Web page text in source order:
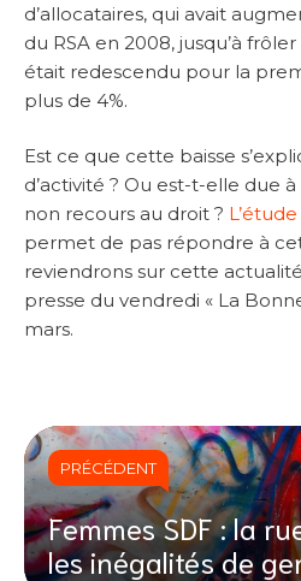
d’allocataires, qui avait
du RSA en 2008, jusqu’à
était redescendu pour la
plus de 4%.
Est ce que cette baisse
d’activité ? Ou est-t-elle due
non recours au droit ?
permet de pas répondre à
reviendrons sur cette
presse du vendredi « La
mars.
PRÉCÉDENT
Femmes SDF : la
les inégalités de